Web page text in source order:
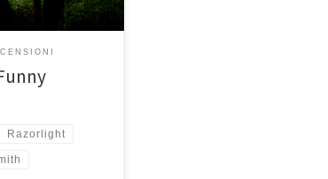
Razorlight